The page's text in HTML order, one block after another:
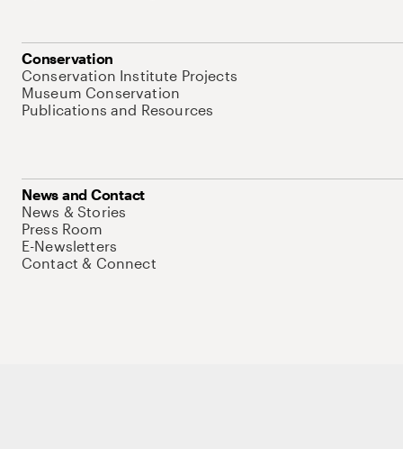
Conservation
Conservation Institute Projects
Museum Conservation
Publications and Resources
News and Contact
News & Stories
Press Room
E-Newsletters
Contact & Connect